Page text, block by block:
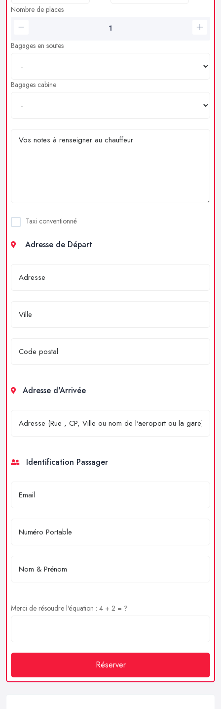
Nombre de places
Bagages en soutes
Bagages cabine
Taxi conventionné
Adresse de Départ
Adresse d'Arrivée
Identification Passager
Merci de résoudre l'équation : 4 + 2 = ?
Réserver